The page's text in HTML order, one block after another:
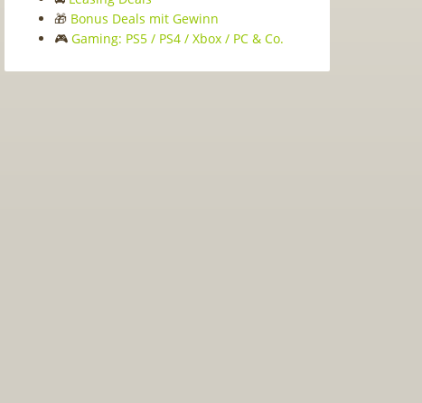
🎁 Bonus Deals mit Gewinn
🎮 Gaming: PS5 / PS4 / Xbox / PC & Co.